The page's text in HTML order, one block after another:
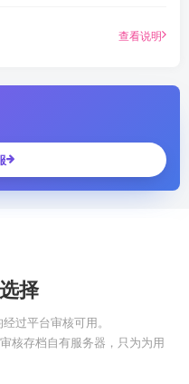
查看说明
择
过平台审核可用。
核存档自有服务器，只为为用